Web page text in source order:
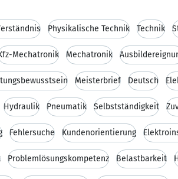
Physikalische Technik Technik
Mechatronik Mechatronik
Meisterbrief Deutsch
Hydraulik Pneumatik Selbstständigkeit
Fehlersuche Kundenorientierung
Problemlösungskompetenz Belastbarkeit